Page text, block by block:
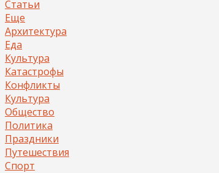
Статьи
Еще
Архитектура
Еда
Культура
Катастрофы
Конфликты
Культура
Общество
Политика
Праздники
Путешествия
Спорт